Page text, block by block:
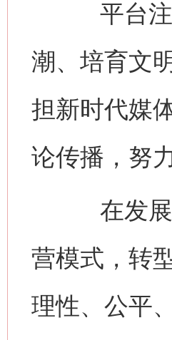
平台注
潮、培育文
担新时代媒
论传播，努
在发展
营模式，转
理性、公平